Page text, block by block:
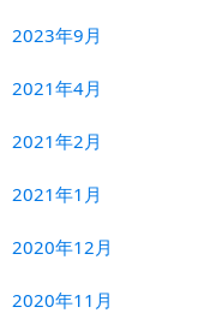
2023年9月
2021年4月
2021年2月
2021年1月
2020年12月
2020年11月